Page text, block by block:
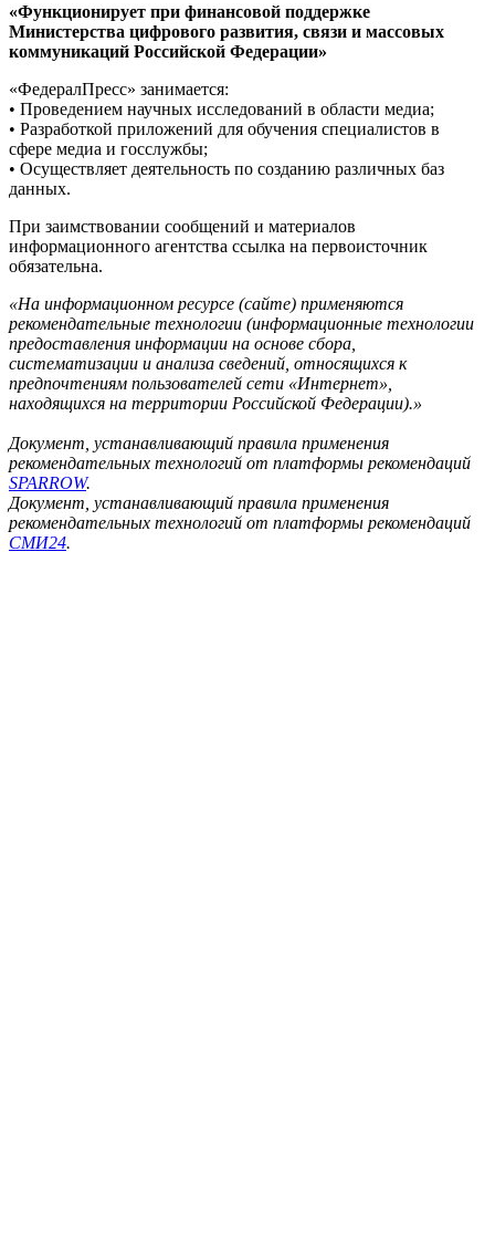
«Функционирует при финансовой поддержке
Министерства цифрового развития, связи и массовых
коммуникаций Российской Федерации»
«ФедералПресс» занимается:
• Проведением научных исследований в области медиа;
• Разработкой приложений для обучения специалистов в
сфере медиа и госслужбы;
• Осуществляет деятельность по созданию различных баз
данных.
При заимствовании сообщений и материалов
информационного агентства ссылка на первоисточник
обязательна.
«На информационном ресурсе (сайте) применяются
рекомендательные технологии (информационные технологии
предоставления информации на основе сбора,
систематизации и анализа сведений, относящихся к
предпочтениям пользователей сети «Интернет»,
находящихся на территории Российской Федерации).»
Документ, устанавливающий правила применения
рекомендательных технологий от платформы рекомендаций
SPARROW.
Документ, устанавливающий правила применения
рекомендательных технологий от платформы рекомендаций
СМИ24.